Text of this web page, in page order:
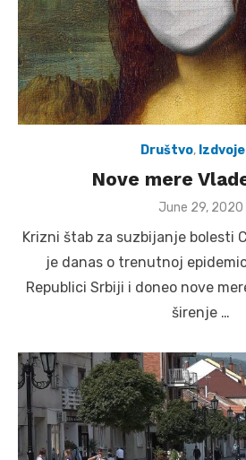
Društvo,
Nove mere
Posted
June 29, 2020
Krizni štab za suzbijanje bolesti
je danas o trenutnoj
Republici Srbiji i doneo nove
širenje …